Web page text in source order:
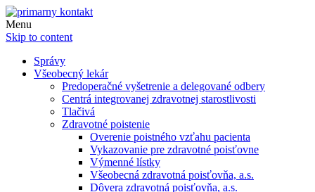
Menu
Skip to content
Správy
Všeobecný lekár
Predoperačné vyšetrenie a delegované odbery
Centrá integrovanej zdravotnej starostlivosti
Tlačivá
Zdravotné poistenie
Overenie poistného vzťahu pacienta
Vykazovanie pre zdravotné poisťovne
Výmenné lístky
Všeobecná zdravotná poisťovňa, a.s.
Dôvera zdravotná poisťovňa, a.s.